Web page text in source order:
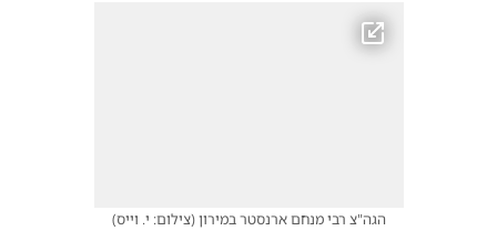
הגה"צ רבי מנחם ארנסטר במירון(צילום: י. וייס)